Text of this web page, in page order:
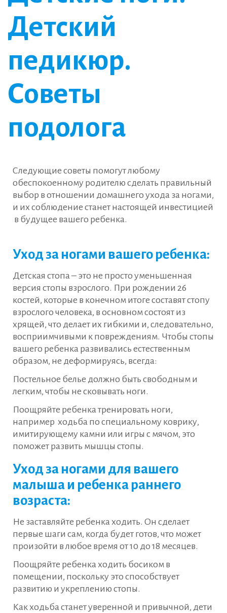
Детский
педикюр.
Советы
подолога
Следующие советы помогут любому
обеспокоенному родителю сделать правильный
выбор в отношении домашнего ухода за ногами,
и их соблюдение станет настоящей инвестицией
в будущее вашего ребенка.
Уход за ногами вашего ребенка:
Детская стопа – это не просто уменьшенная
версия стопы взрослого. При рождении 26
костей, которые в конечном итоге составят стопу
взрослого человека, в основном состоят из
хрящей, что делает их гибкими и, следовательно,
восприимчивыми к повреждениям. Чтобы стопы
вашего ребенка развивались естественным
образом, не деформируясь, всегда:
Постельное белье должно быть свободным и
легким, чтобы не сковывать ноги.
Поощряйте ребенка тренировать ноги,
например ходьба по специальному коврику,
имитирующему камни или игры с мячом, это
поможет развить мышцы стопы.
Уход за ногами для вашего
малыша и ребенка раннего
возраста:
Не заставляйте ребенка ходить. Он сделает
первые шаги сам, когда будет готов, что может
произойти в любое время от 10 до 18 месяцев.
Поощряйте ребенка ходить босиком в
помещении, поскольку это способствует
развитию и укреплению стопы.
Как ходьба станет уверенной и привычной, дети